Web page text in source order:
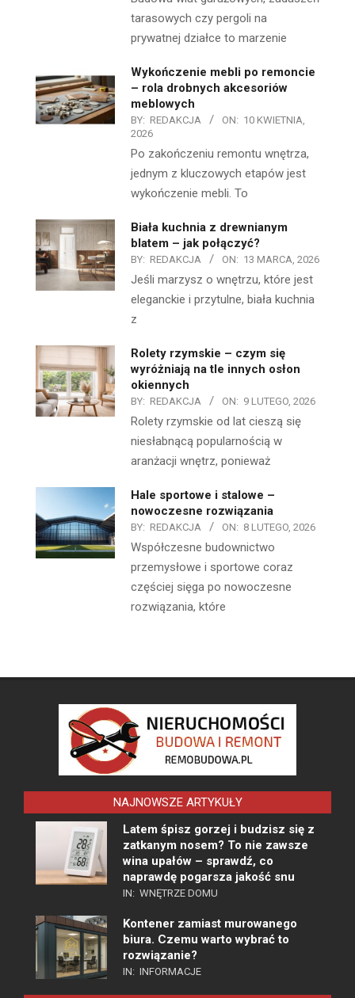
tarasowych czy pergoli na
prywatnej działce to marzenie
Wykończenie mebli po remoncie
– rola drobnych akcesoriów
meblowych
BY: REDAKCJA ON: 10 KWIETNIA,
2026
Po zakończeniu remontu wnętrza,
jednym z kluczowych etapów jest
wykończenie mebli. To
Biała kuchnia z drewnianym
blatem – jak połączyć?
BY: REDAKCJA ON: 13 MARCA, 2026
Jeśli marzysz o wnętrzu, które jest
eleganckie i przytulne, biała kuchnia
z
Rolety rzymskie – czym się
wyróżniają na tle innych osłon
okiennych
BY: REDAKCJA ON: 9 LUTEGO, 2026
Rolety rzymskie od lat cieszą się
niesłabnącą popularnością w
aranżacji wnętrz, ponieważ
Hale sportowe i stalowe –
nowoczesne rozwiązania
BY: REDAKCJA ON: 8 LUTEGO, 2026
Współczesne budownictwo
przemysłowe i sportowe coraz
częściej sięga po nowoczesne
rozwiązania, które
NAJNOWSZE ARTYKUŁY
Latem śpisz gorzej i budzisz się z
zatkanym nosem? To nie zawsze
wina upałów – sprawdź, co
naprawdę pogarsza jakość snu
IN: WNĘTRZE DOMU
Kontener zamiast murowanego
biura. Czemu warto wybrać to
rozwiązanie?
IN: INFORMACJE